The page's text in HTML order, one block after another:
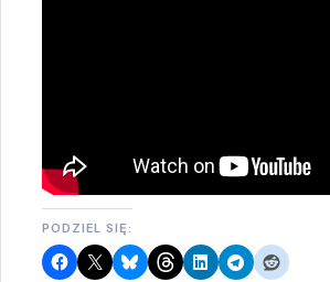
PODZIEL SIĘ: